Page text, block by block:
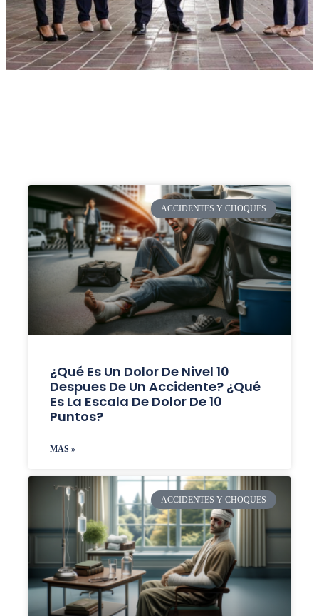
ACCIDENTES Y CHOQUES
¿Qué Es Un Dolor De Nivel 10
Despues De Un Accidente? ¿Qué
Es La Escala De Dolor De 10
Puntos?
MAS »
ACCIDENTES Y CHOQUES